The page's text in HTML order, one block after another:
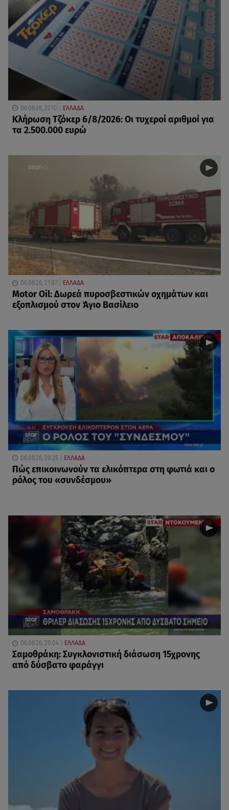
06.08.26, 22:10 ΕΛΛΑΔΑ
Κλήρωση Τζόκερ 6/8/2026: Οι τυχεροί αριθμοί για
τα 2.500.000 ευρώ
06.08.26, 21:07 ΕΛΛΑΔΑ
Motor Oil: Δωρεά πυροσβεστικών οχημάτων και
εξοπλισμού στον Άγιο Βασίλειο
06.08.26, 20:25 ΕΛΛΑΔΑ
Πώς επικοινωνούν τα ελικόπτερα στη φωτιά και ο
ρόλος του «συνδέσμου»
06.08.26, 20:04 ΕΛΛΑΔΑ
Σαμοθράκη: Συγκλονιστική διάσωση 15χρονης
από δύσβατο φαράγγι